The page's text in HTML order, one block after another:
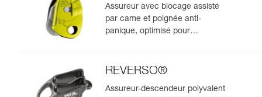
Assureur avec blocage assisté
par came et poignée anti-
panique, optimisé pour
REVERSO®
Assureur-descendeur polyvalent